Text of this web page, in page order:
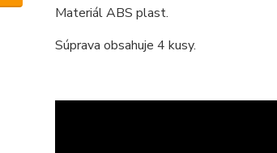
Materiál ABS plast.
Súprava obsahuje 4 kusy.